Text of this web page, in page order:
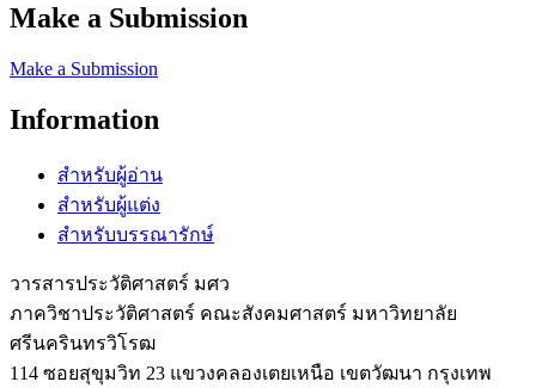
Make a Submission
Make a Submission
Information
สำหรับผู้อ่าน
สำหรับผู้แต่ง
สำหรับบรรณารักษ์
วารสารประวัติศาสตร์ มศว
ภาควิชาประวัติศาสตร์ คณะสังคมศาสตร์ มหาวิทยาลัย
ศรีนครินทรวิโรฒ
114 ซอยสุขุมวิท 23 แขวงคลองเตยเหนือ เขตวัฒนา กรุงเทพ